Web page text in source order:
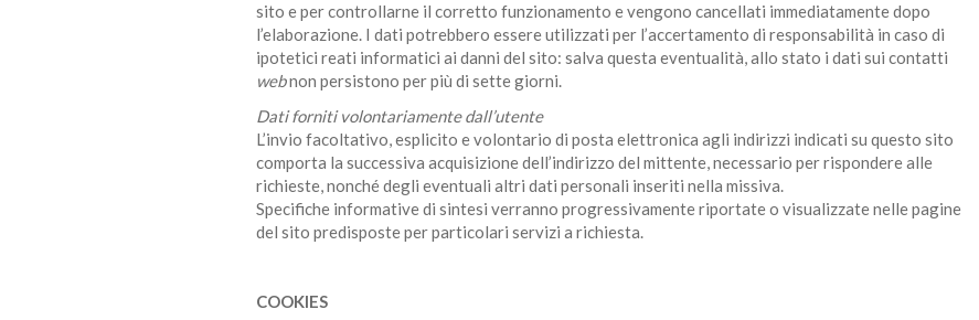
sito e per controllarne il corretto funzionamento e vengono cancellati immediatamente dopo
l’elaborazione. I dati potrebbero essere utilizzati per l’accertamento di responsabilità in caso di
ipotetici reati informatici ai danni del sito: salva questa eventualità, allo stato i dati sui contatti
webnon persistono per più di sette giorni.
Dati forniti volontariamente dall’utente
L’invio facoltativo, esplicito e volontario di posta elettronica agli indirizzi indicati su questo sito
comporta la successiva acquisizione dell’indirizzo del mittente, necessario per rispondere alle
richieste, nonché degli eventuali altri dati personali inseriti nella missiva.
Specifiche informative di sintesi verranno progressivamente riportate o visualizzate nelle pagine
del sito predisposte per particolari servizi a richiesta.
COOKIES